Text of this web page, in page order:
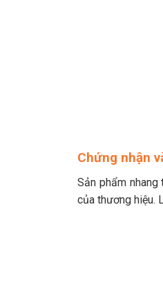
Chứng nhận
Sản phẩm
của thương hiệu.